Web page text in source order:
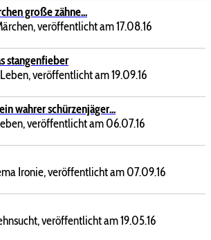
große zähne...
veröffentlicht am 17.08.16
stangenfieber
veröffentlicht am 19.09.16
wahrer schürzenjäger...
veröffentlicht am 06.07.16
Ironie, veröffentlicht am 07.09.16
veröffentlicht am 19.05.16